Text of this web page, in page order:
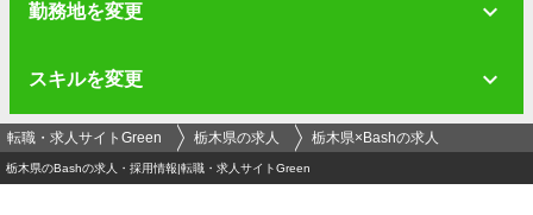
勤務地を変更
スキルを変更
転職・求人サイトGreen 栃木県の求人 栃木県×Bashの求人
栃木県のBashの求人・採用情報|転職・求人サイトGreen